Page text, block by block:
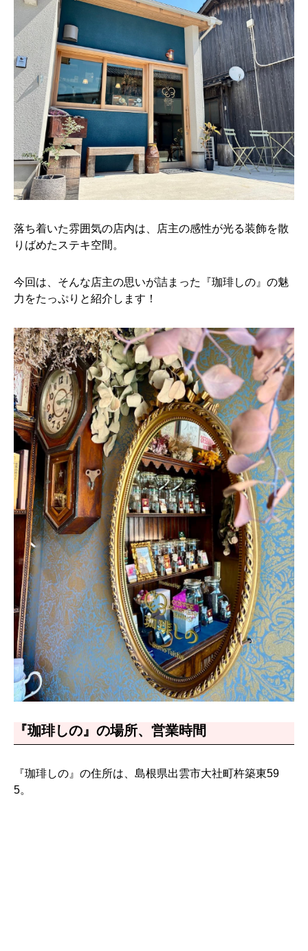
落ち着いた雰囲気の店内は、店主の感性が光る装飾を散
りばめたステキ空間。
今回は、そんな店主の思いが詰まった『珈琲しの』の魅
力をたっぷりと紹介します！
『珈琲しの』の場所、営業時間
『珈琲しの』の住所は、島根県出雲市大社町杵築東59
5。